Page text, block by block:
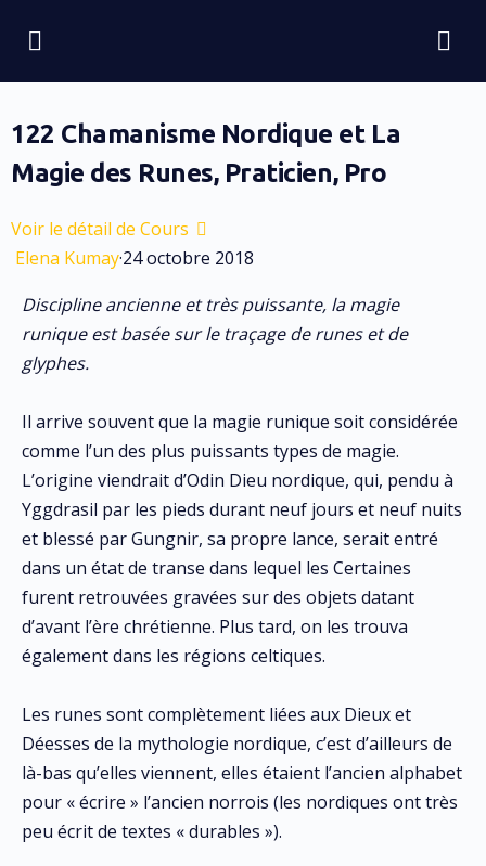
122 Chamanisme Nordique et La
Magie des Runes, Praticien, Pro
Voir le détail de Cours
Elena Kumay·24 octobre 2018
Discipline ancienne et très puissante, la magie
runique est basée sur le traçage de runes et de
glyphes.
Il arrive souvent que la magie runique soit considérée
comme l’un des plus puissants types de magie.
L’origine viendrait d’Odin Dieu nordique, qui, pendu à
Yggdrasil par les pieds durant neuf jours et neuf nuits
et blessé par Gungnir, sa propre lance, serait entré
dans un état de transe dans lequel les Certaines
furent retrouvées gravées sur des objets datant
d’avant l’ère chrétienne. Plus tard, on les trouva
également dans les régions celtiques.
Les runes sont complètement liées aux Dieux et
Déesses de la mythologie nordique, c’est d’ailleurs de
là-bas qu’elles viennent, elles étaient l’ancien alphabet
pour « écrire » l’ancien norrois (les nordiques ont très
peu écrit de textes « durables »).